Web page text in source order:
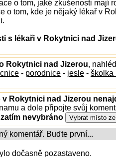
o tom, jaké zkušenosti mají
o tom, kde je nějaký lékař v
s lékaři v Rokytnici nad
Rokytnici nad Jizerou,
- porodnice - jesle - školka
Rokytnici nad Jizerou
a dole připojte svůj
zatím nevybráno
komentář. Buďte první...
dočasně pozastaveno.